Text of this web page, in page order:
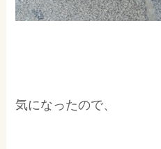
気になったので、